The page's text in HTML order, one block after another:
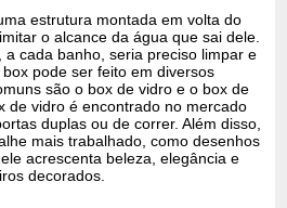
estrutura montada em volta do
o alcance da água que sai dele.
cada banho, seria preciso limpar e
pode ser feito em diversos
são o box de vidro e o box de
de vidro é encontrado no mercado
duplas ou de correr. Além disso,
mais trabalhado, como desenhos
acrescenta beleza, elegância e
decorados.